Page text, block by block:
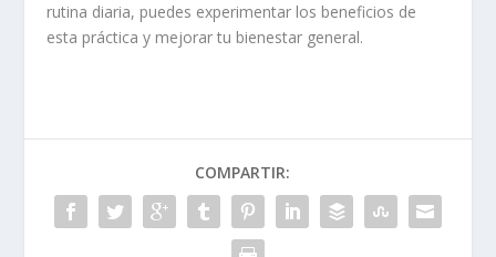
rutina diaria, puedes experimentar los beneficios de
esta práctica y mejorar tu bienestar general.
COMPARTIR: